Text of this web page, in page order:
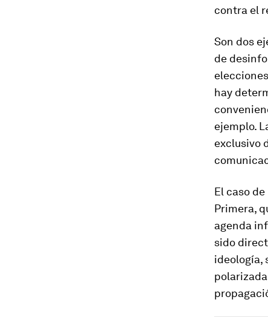
contra el
Son dos
de
hay
ejemplo.
exclusivo
El caso
Primera,
agenda
sido
ideología,